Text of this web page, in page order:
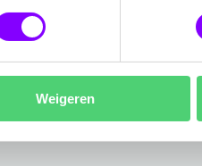
Weigeren
we dat oude of verkeerde
gebruikt?
we toegang, classificatie
is daarmee geen Copilot-
voor elke organisatie die AI